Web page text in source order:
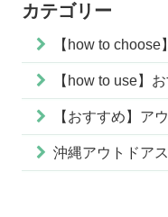
カテゴリー
【how to
【how to use】
【おすすめ】ア
沖縄アウトドア